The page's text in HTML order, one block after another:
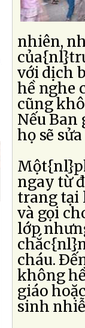
nhiên,
với dịch
hề nghe
cũng
Nếu
họ sẽ
ngay từ
trang tại
và gọi
lớp
cháu.
không
giáo
sinh